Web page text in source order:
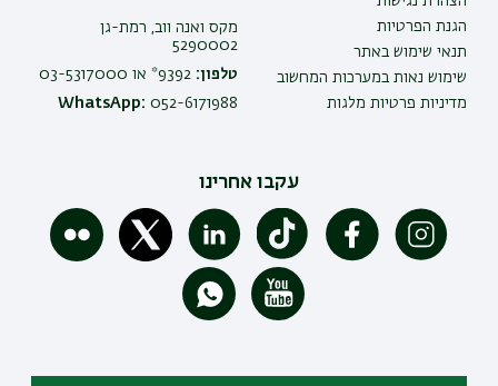
הגנת הפרטיות
תנאי שימוש באתר
שימוש נאות במערכות המחשוב
מדיניות פרטיות מלגות
מקס ואנה ווב, רמת-גן
5290002
טלפון: 9392* או 03-5317000
WhatsApp: 052-6171988
עקבו אחרינו